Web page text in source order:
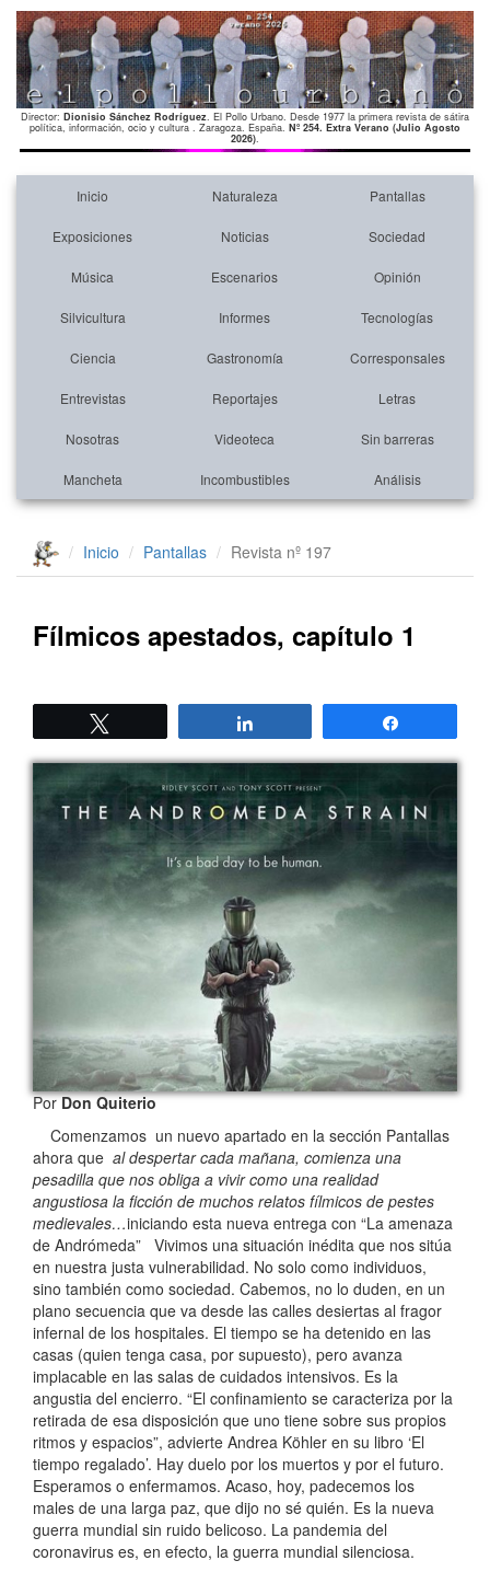
Director: Dionisio Sánchez Rodríguez. El Pollo Urbano. Desde 1977 la primera revista de sátira
política, información, ocio y cultura . Zaragoza. España. Nº 254. Extra Verano (Julio Agosto
2026).
Inicio Naturaleza Pantallas
Exposiciones Noticias Sociedad
Música Escenarios Opinión
Silvicultura Informes Tecnologías
Ciencia Gastronomía Corresponsales
Entrevistas Reportajes Letras
Nosotras Videoteca Sin barreras
Mancheta Incombustibles Análisis
Inicio Pantallas Revista nº 197
Fílmicos apestados, capítulo 1
PorDon Quiterio
Comenzamos un nuevo apartado en la sección Pantallas
ahora que al despertar cada mañana, comienza una
pesadilla que nos obliga a vivir como una realidad
angustiosa la ficción de muchos relatos fílmicos de pestes
medievales…iniciando esta nueva entrega con “La amenaza
de Andrómeda” Vivimos una situación inédita que nos sitúa
en nuestra justa vulnerabilidad. No solo como individuos,
sino también como sociedad. Cabemos, no lo duden, en un
plano secuencia que va desde las calles desiertas al fragor
infernal de los hospitales. El tiempo se ha detenido en las
casas (quien tenga casa, por supuesto), pero avanza
implacable en las salas de cuidados intensivos. Es la
angustia del encierro. “El confinamiento se caracteriza por la
retirada de esa disposición que uno tiene sobre sus propios
ritmos y espacios”, advierte Andrea Köhler en su libro ‘El
tiempo regalado’. Hay duelo por los muertos y por el futuro.
Esperamos o enfermamos. Acaso, hoy, padecemos los
males de una larga paz, que dijo no sé quién. Es la nueva
guerra mundial sin ruido belicoso. La pandemia del
coronavirus es, en efecto, la guerra mundial silenciosa.